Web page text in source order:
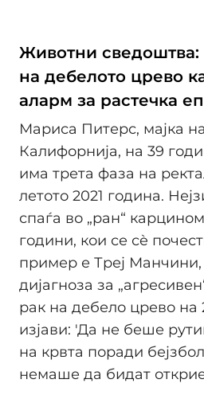
Животни сведоштва:
на дебелото црево
аларм за растечка
Мариса Питерс, мајка
Калифорнија, на 39
има трета фаза на
летото 2021 година.
спаѓа во „ран“
години, кои се сè
пример е Треј Манчини,
дијагноза за
рак на дебело црево на
изјави: 'Да не беше
на крвта поради
немаше да бидат